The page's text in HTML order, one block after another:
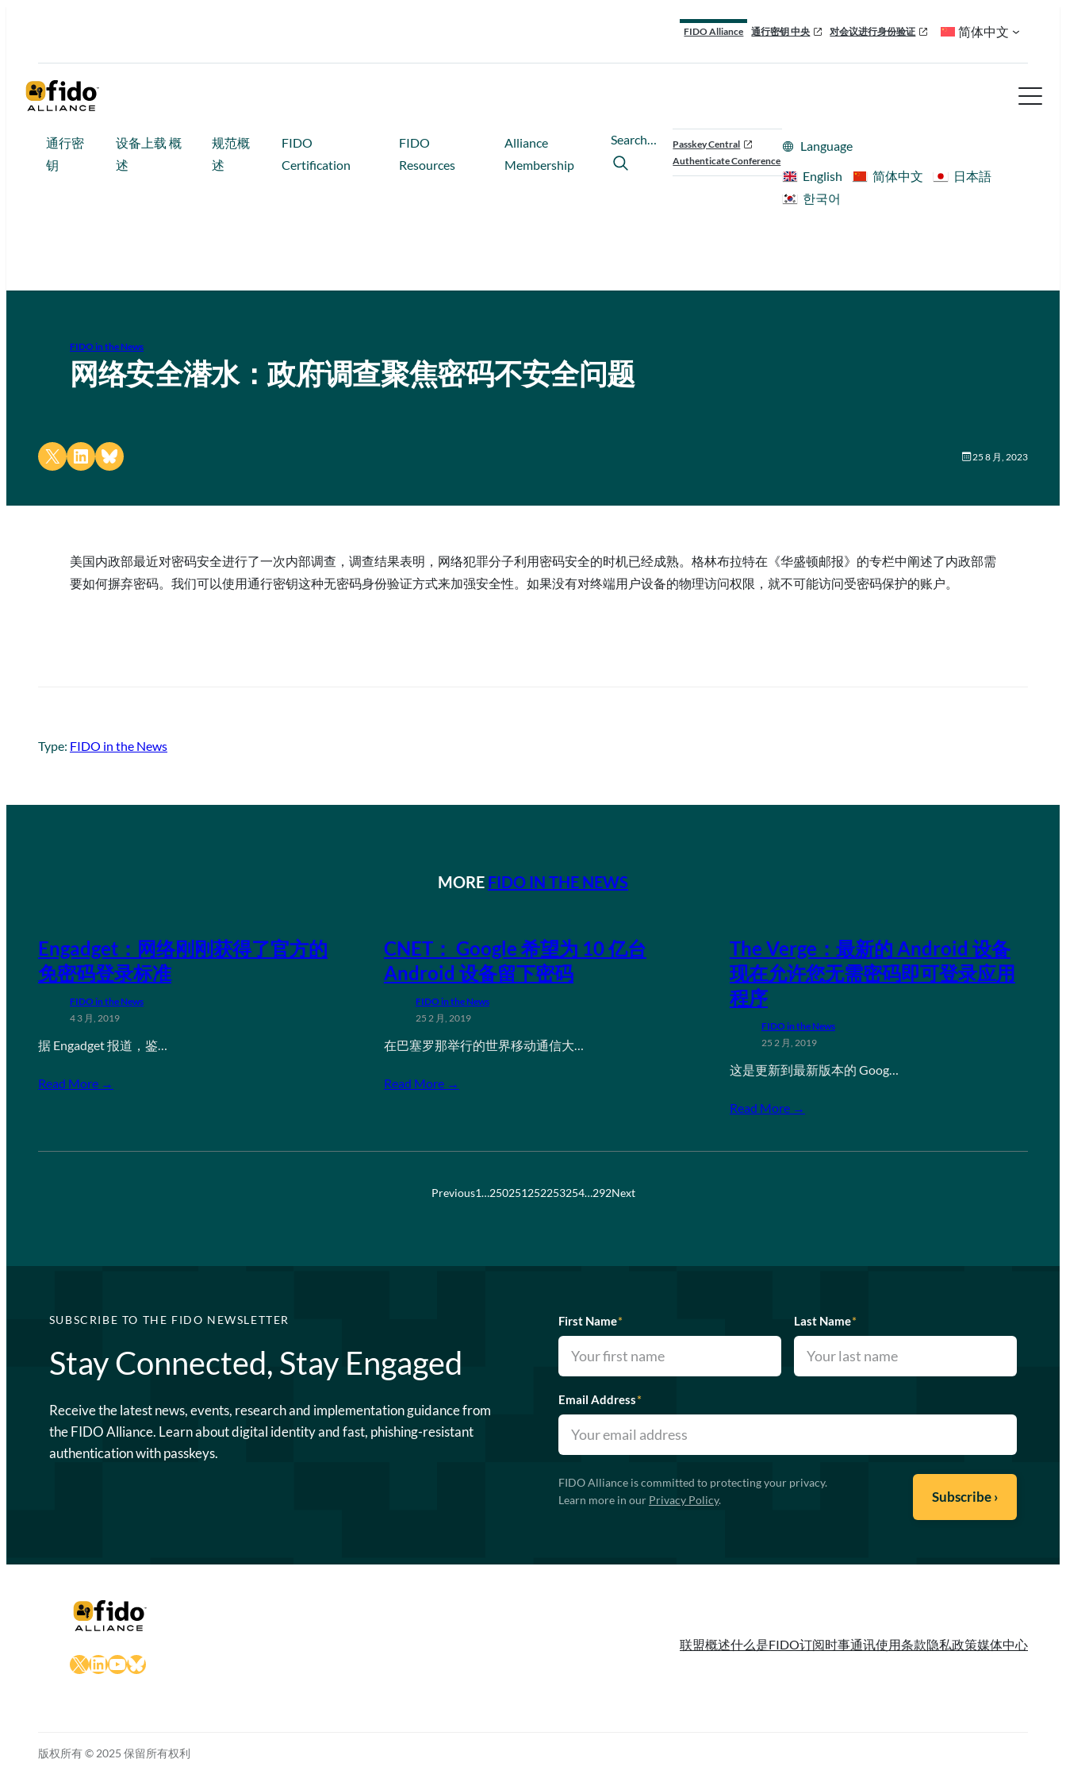
FIDO Alliance 通行密钥 中央 对会议进行身份验证 简体中文
通行密
钥
设备上载 概
述
规范概
述
FIDO
Certification
FIDO
Resources
Alliance
Membership
Search…
Passkey Central
Authenticate Conference
Language
English
简体中文
日本語
한국어
FIDO in the News
网络安全潜水：政府调查聚焦密码不安全问题
Share on X Share on LinkedIn
Share on Bluesky 25 8 月, 2023
美国内政部最近对密码安全进行了一次内部调查，调查结果表明，网络犯罪分子利用密码安全的时机已经成熟。格林布拉特在《华盛顿邮报》的专栏中阐述了内政部需
要如何摒弃密码。我们可以使用通行密钥这种无密码身份验证方式来加强安全性。如果没有对终端用户设备的物理访问权限，就不可能访问受密码保护的账户。
Type: FIDO in the News
MORE FIDO IN THE NEWS
Engadget：网络刚刚获得了官方的
免密码登录标准
FIDO in the News
4 3 月, 2019
据 Engadget 报道，鉴…
Read More →
CNET： Google 希望为 10 亿台
Android 设备留下密码
FIDO in the News
25 2 月, 2019
在巴塞罗那举行的世界移动通信大…
Read More →
The Verge：最新的 Android 设备
现在允许您无需密码即可登录应用
程序
FIDO in the News
25 2 月, 2019
这是更新到最新版本的 Goog…
Read More →
Previous1…250251252253254…292Next
SUBSCRIBE TO THE FIDO NEWSLETTER
Stay Connected, Stay Engaged
Receive the latest news, events, research and implementation guidance from
the FIDO Alliance. Learn about digital identity and fast, phishing-resistant
authentication with passkeys.
First Name* Last Name*
Email Address*
FIDO Alliance is committed to protecting your privacy.
Learn more in our Privacy Policy.
X LinkedIn
YouTube
Bluesky
联盟概述什么是FIDO订阅时事通讯使用条款隐私政策媒体中心
版权所有 © 2025 保留所有权利